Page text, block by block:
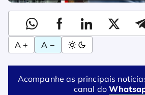
A + A −
Acompanhe as principais
canal do